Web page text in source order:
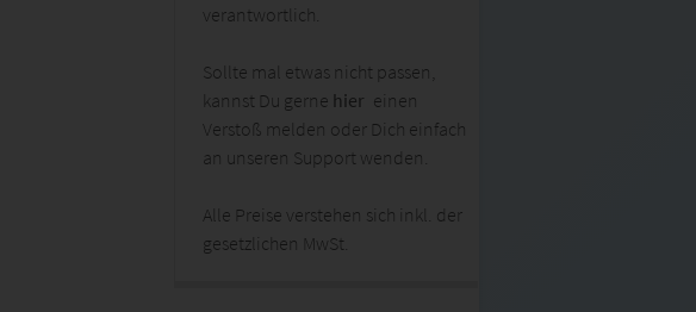
verantwortlich.
Sollte mal etwas nicht passen,
kannst Du gerne hier einen
Verstoß melden oder Dich einfach
an unseren Support wenden.
Alle Preise verstehen sich inkl. der
gesetzlichen MwSt.